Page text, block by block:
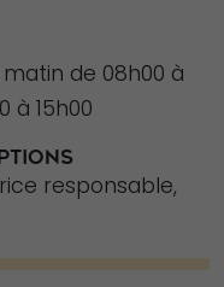
de 08h00 à
à 15h00
responsable,